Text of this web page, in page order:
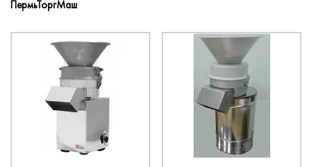
Для покупателей
ПермьТоргМаш